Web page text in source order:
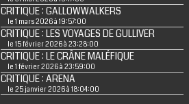
CRITIQUE : GALLOWWALKERS
le 1 mars 2026 à 19:57:00
CRITIQUE : LES VOYAGES DE GULLIVER
le 15 février 2026 à 23:28:00
CRITIQUE : LE CRÂNE MALÉFIQUE
le 1 février 2026 à 23:59:00
CRITIQUE : ARENA
le 25 janvier 2026 à 18:04:00